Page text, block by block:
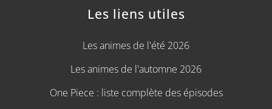
Les liens utiles
Les animes de l'été 2026
Les animes de l'automne 2026
One Piece : liste complète des épisodes